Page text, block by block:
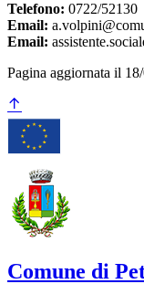
Telefono: 0722/52130
Email:
Email:
Pagina aggiornata il
Comune di